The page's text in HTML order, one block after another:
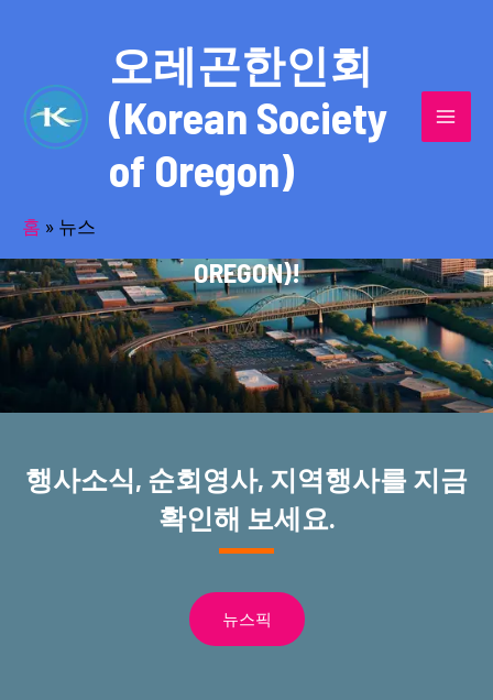
오레곤한인회
(Korean Society
of Oregon)
홈 » 뉴스
반세기의 세월을 품고 동포사회를 섬겨온
오레곤한인회(KOREAN SOCIETY OF
OREGON)!
행사소식, 순회영사, 지역행사를 지금
확인해 보세요.
뉴스픽